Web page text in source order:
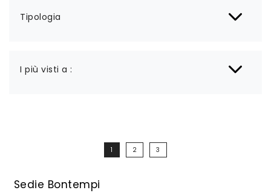
Tipologia
I più visti a :
1 2 3
Sedie Bontempi